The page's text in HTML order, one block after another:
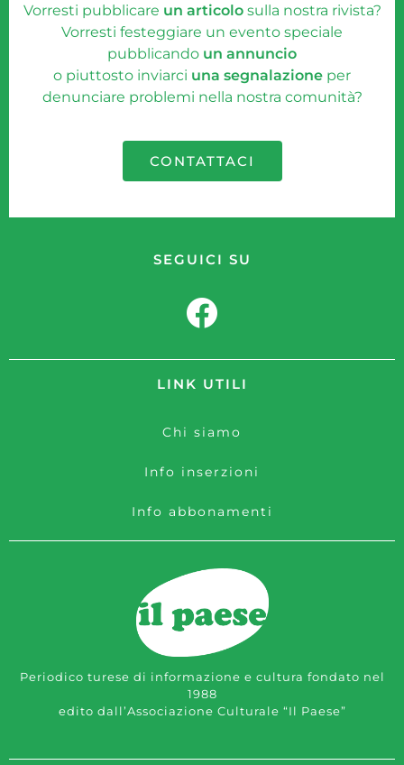
Vorresti pubblicare un articolosulla nostra rivista?
Vorresti festeggiare un evento speciale
pubblicando un annuncio
o piuttosto inviarci una segnalazione per
denunciare problemi nella nostra comunità?
CONTATTACI
Periodico turese di informazione e cultura fondato nel
1988
edito dall’Associazione Culturale “Il Paese”
LINK UTILI
Chi siamo
Info inserzioni
Info abbonamenti
SEGUICI SU